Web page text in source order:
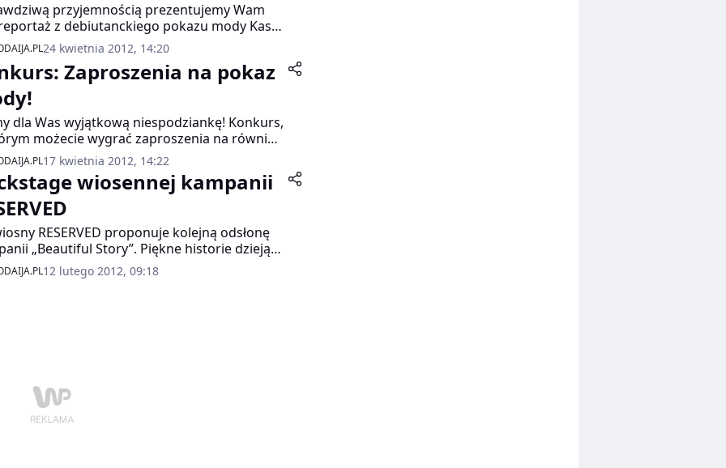
przyjemnością prezentujemy Wam
z debiutanckiego pokazu mody Kasi
oraz wernisażu fotografii.
24 kwietnia 2012, 14:20
Zaproszenia na pokaz
dla Was wyjątkową niespodziankę! Konkurs,
możecie wygrać zaproszenia na równie
imprezę, pokaz mody marki RABARBAR
wernisaż fotografii!!
17 kwietnia 2012, 14:22
wiosennej kampanii
RESERVED proponuje kolejną odsłonę
„Beautiful Story”. Piękne historie dzieją
najciekawszych zakątkach świata, marka
nas w bajeczną podróż do RPA.
12 lutego 2012, 09:18